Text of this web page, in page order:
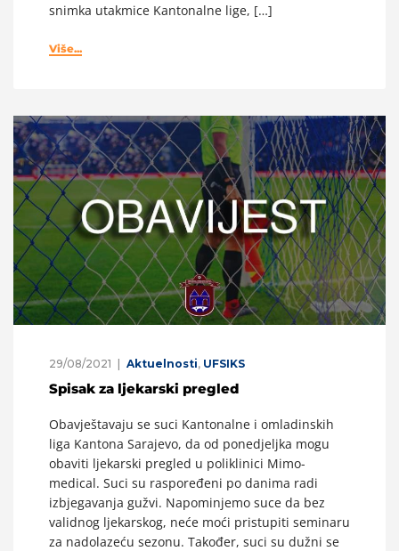
snimka utakmice Kantonalne lige, […]
Više...
29/08/2021 Aktuelnosti, UFSIKS
Spisak za ljekarski pregled
Obavještavaju se suci Kantonalne i omladinskih
liga Kantona Sarajevo, da od ponedjeljka mogu
obaviti ljekarski pregled u poliklinici Mimo-
medical. Suci su raspoređeni po danima radi
izbjegavanja gužvi. Napominjemo suce da bez
validnog ljekarskog, neće moći pristupiti seminaru
za nadolazeću sezonu. Također, suci su dužni se